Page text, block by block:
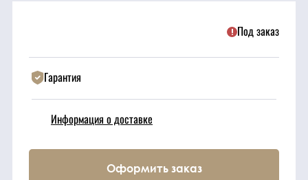
Режущие
элементы
Под заказ
Гарантия
Информация о доставке
Оформить заказ